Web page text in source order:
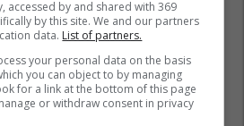
accessed by and shared with 369
by this site. We and our partners
data. List of partners.
your personal data on the basis
you can object to by managing
for a link at the bottom of this page
or withdraw consent in privacy